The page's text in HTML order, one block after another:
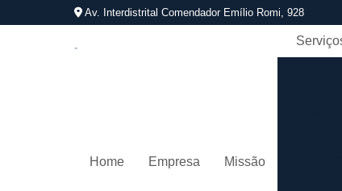
Av. Interdistrital Comendador Emílio Romi, 928
Home Empresa Missão